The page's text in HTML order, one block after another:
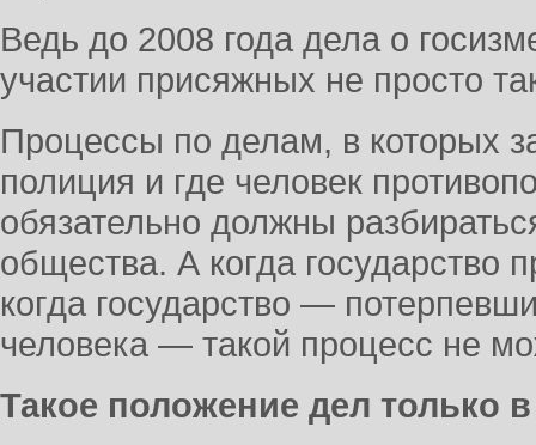
Ведь до 2008 года дела о
участии присяжных не просто
Процессы по делам, в которых
полиция и где человек
обязательно должны
общества. А когда государство
когда государство —
человека — такой процесс не
Такое положение дел только